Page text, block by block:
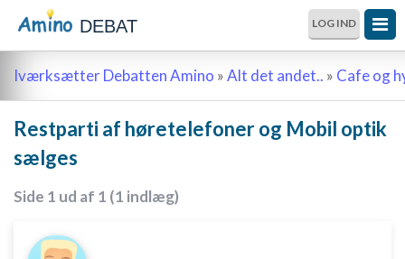
DEBAT LOG IND
Iværksætter Debatten Amino »Alt det andet.. » Cafe og
Restparti af høretelefoner og Mobil optik
sælges
Side 1 ud af 1 (1 indlæg)